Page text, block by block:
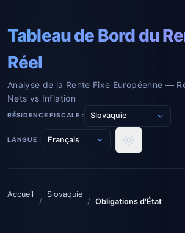
Tableau de Bord du
Réel
Analyse de la Rente Fixe Européenne —
Nets vs Inflation
RÉSIDENCE FISCALE :
LANGUE :
Accueil
/
Slovaquie
/ Obligations d'État